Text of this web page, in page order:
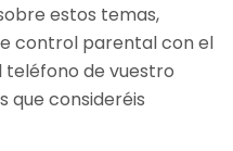
estos temas,
control parental con el
de vuestro
que consideréis